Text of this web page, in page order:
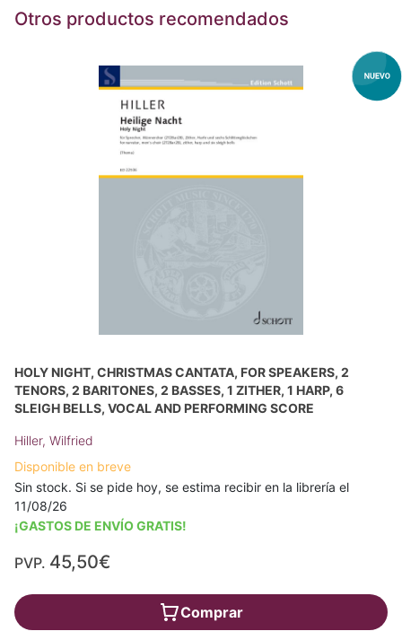
Otros productos recomendados
HOLY NIGHT, CHRISTMAS CANTATA, FOR SPEAKERS, 2
TENORS, 2 BARITONES, 2 BASSES, 1 ZITHER, 1 HARP, 6
SLEIGH BELLS, VOCAL AND PERFORMING SCORE
Hiller, Wilfried
Disponible en breve
Sin stock. Si se pide hoy, se estima recibir en la librería el
11/08/26
¡GASTOS DE ENVÍO GRATIS!
PVP. 45,50€
Comprar